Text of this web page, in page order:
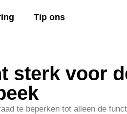
Tip ons
sterk voor
te beperken tot alleen de